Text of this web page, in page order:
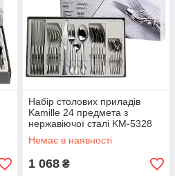
Набір столових приладів
Kamille 24 предмета з
нержавіючої сталі KM-5328
Немає в наявності
1 068 ₴